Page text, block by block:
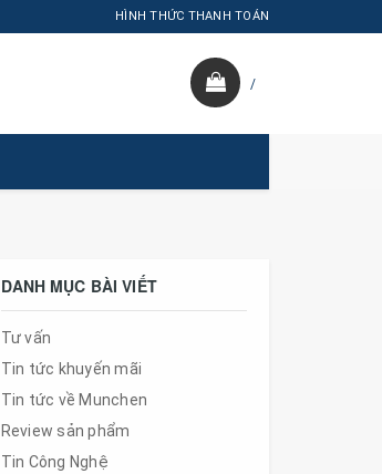
HÌNH THỨC THANH TOÁN
/
DANH MỤC BÀI VIẾT
Tư vấn
Tin tức khuyến mãi
Tin tức về Munchen
Review sản phẩm
Tin Công Nghệ